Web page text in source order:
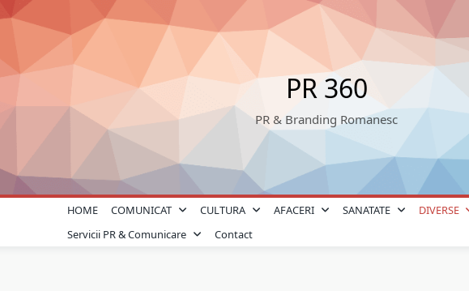
PR 360
PR & Branding Romanesc
HOME COMUNICAT CULTURA AFACERI SANATATE
DIVERSE
Servicii PR & Comunicare
Contact